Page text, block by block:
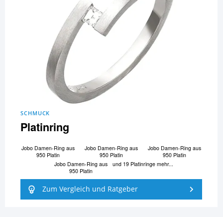
SCHMUCK
Platinring
Jobo Damen-Ring aus
950 Platin
Jobo Damen-Ring aus
950 Platin
Jobo Damen-Ring aus
950 Platin
Jobo Damen-Ring aus
950 Platin
und 19 Platinringe mehr...
Zum Vergleich und Ratgeber